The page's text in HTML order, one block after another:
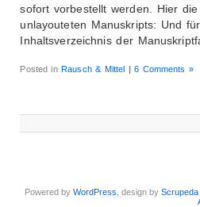
sofort vorbestellt werden. Hier
unlayouteten Manuskripts: Und
Inhaltsverzeichnis der
Posted inRausch & Mittel | 6 Comments »
Powered byWordPress , design byScrupeda